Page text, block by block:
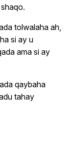
tolwalaha ah,
si ay u
ama si ay
qaybaha
tahay